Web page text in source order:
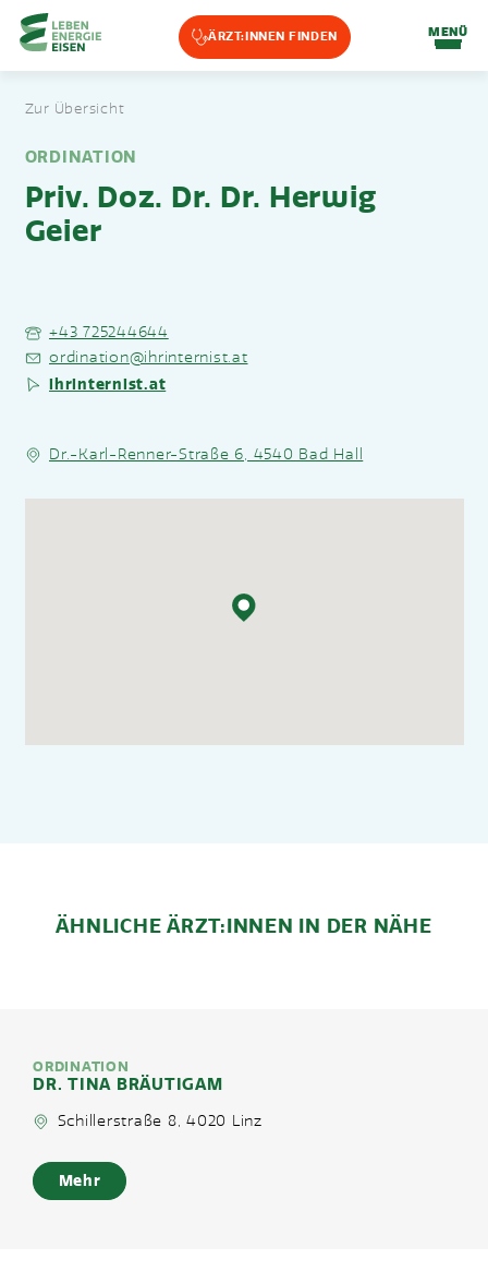
Zum Hauptinhalt springen
MENÜ
ÄRZT:INNEN FINDEN
Home-Eisencheck
Zur Übersicht
ORDINATION
Priv. Doz. Dr. Dr. Herwig
Geier
+43 725244644
ordination@ihrinternist.at
ihrinternist.at
Dr.-Karl-Renner-Straße 6, 4540 Bad Hall
ÄHNLICHE ÄRZT:INNEN IN DER NÄHE
ORDINATION
DR. TINA BRÄUTIGAM
Schillerstraße 8, 4020 Linz
Mehr